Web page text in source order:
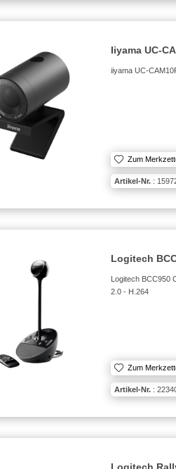
Iiyama UC-
iiyama UC-
Zum
Artikel-Nr. :
Logitech
Logitech BCC950
2.0 - H.264
Zum
Artikel-Nr. :